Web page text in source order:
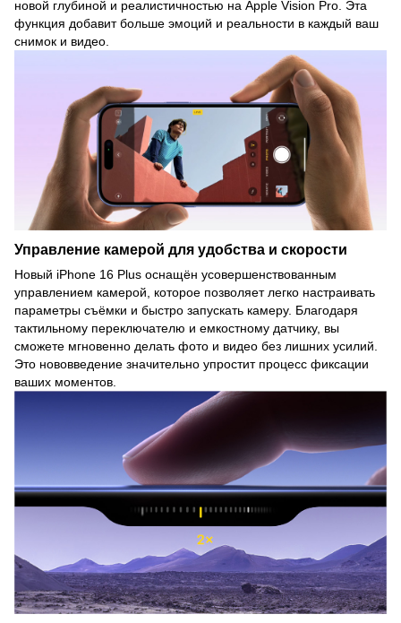
новой глубиной и реалистичностью на Apple Vision Pro. Эта
функция добавит больше эмоций и реальности в каждый ваш
снимок и видео.
Управление камерой для удобства и скорости
Новый iPhone 16 Plus оснащён усовершенствованным
управлением камерой, которое позволяет легко настраивать
параметры съёмки и быстро запускать камеру. Благодаря
тактильному переключателю и емкостному датчику, вы
сможете мгновенно делать фото и видео без лишних усилий.
Это нововведение значительно упростит процесс фиксации
ваших моментов.